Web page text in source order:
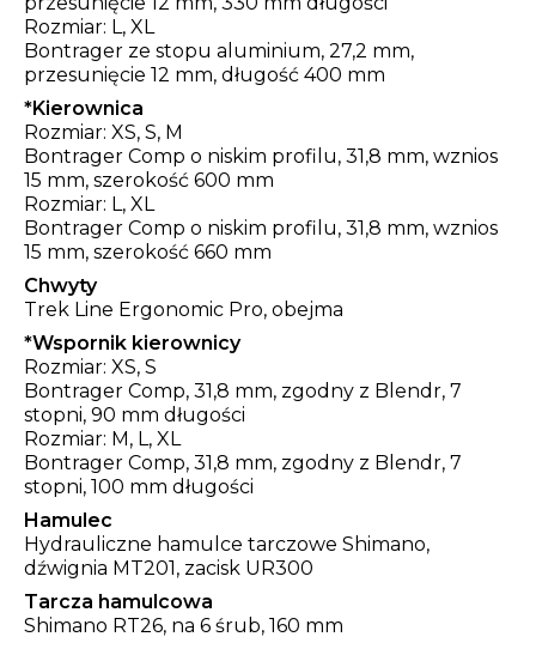
Rozmiar: L, XL
Bontrager ze stopu aluminium, 27,2 mm,
przesunięcie 12 mm, długość 400 mm
*Kierownica
Rozmiar: XS, S, M
Bontrager Comp o niskim profilu, 31,8 mm, wznios
15 mm, szerokość 600 mm
Rozmiar: L, XL
Bontrager Comp o niskim profilu, 31,8 mm, wznios
15 mm, szerokość 660 mm
Chwyty
Trek Line Ergonomic Pro, obejma
*Wspornik kierownicy
Rozmiar: XS, S
Bontrager Comp, 31,8 mm, zgodny z Blendr, 7
stopni, 90 mm długości
Rozmiar: M, L, XL
Bontrager Comp, 31,8 mm, zgodny z Blendr, 7
stopni, 100 mm długości
Hamulec
Hydrauliczne hamulce tarczowe Shimano,
dźwignia MT201, zacisk UR300
Tarcza hamulcowa
Shimano RT26, na 6 śrub, 160 mm